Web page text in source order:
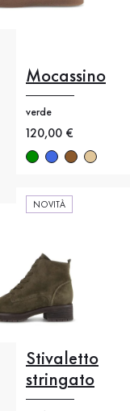
Mocassino
verde
Nuovo prezzo
120,00 €
NOVITÀ
Stivaletto
stringato